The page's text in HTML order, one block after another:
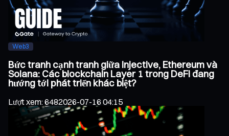
Web3
Bức tranh cạnh tranh giữa Injective, Ethereum và
Solana: Các blockchain Layer 1 trong DeFi đang
hướng tới phát triển khác biệt?
Lượt xem:6482026-07-16 04:15